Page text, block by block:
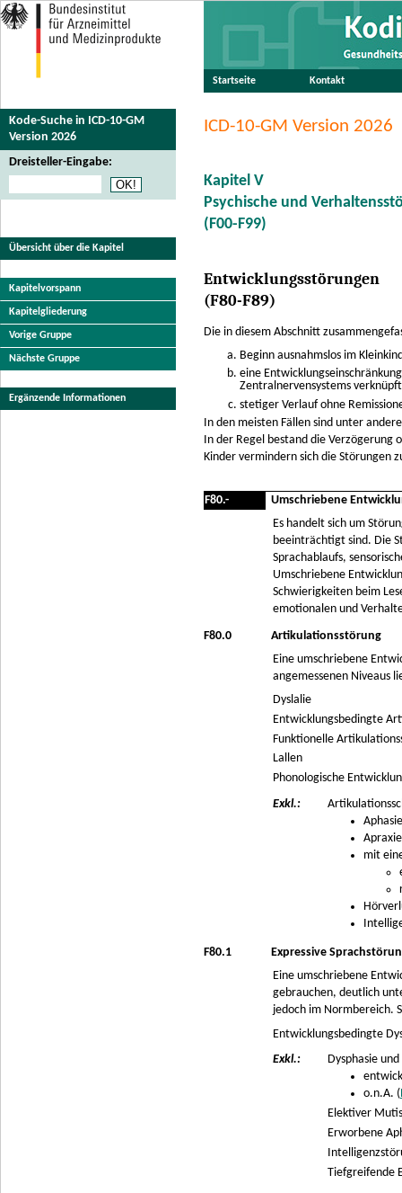
Startseite Kontakt
Kode-Suche in ICD-10-GM
Version 2026
Dreisteller-Eingabe:
Übersicht über die Kapitel
Kapitelvorspann
Kapitelgliederung
Vorige Gruppe
Nächste Gruppe
Ergänzende Informationen
ICD-10-GM Version 2026
Kapitel V
Psychische und
(F00-F99)
Entwicklungsstörungen
(F80-F89)
Die in diesem Abschnitt
Beginn ausnahmslos im
eine
Zentralnervensystems
stetiger Verlauf ohne
In den meisten Fällen sind unter
In der Regel bestand die
Kinder vermindern sich die Störungen
F80.-
Umschriebene
Es handelt sich um
beeinträchtigt sind. Die
Sprachablaufs,
Umschriebene
Schwierigkeiten beim
emotionalen und
F80.0
Artikulationsstörung
Eine umschriebene
angemessenen Niveaus
Dyslalie
Entwicklungsbedingte
Funktionelle
Lallen
Phonologische
Exkl.:
mit
F80.1
Expressive
Eine umschriebene
gebrauchen, deutlich
jedoch im Normbereich.
Entwicklungsbedingte
Exkl.:
Dysphasie
o.n.A. (
Elektiver
Erworbene
Tiefgreifende